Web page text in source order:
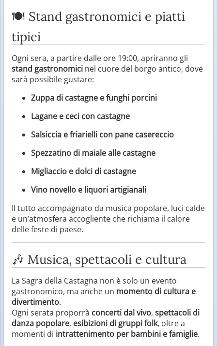
🍽️ Stand gastronomici e piatti
tipici
Ogni sera, a partire dalle ore 19:00, apriranno gli
stand gastronomici nel cuore del borgo antico, dove
sarà possibile gustare:
Zuppa di castagne e funghi porcini
Lagane e ceci con castagne
Salsiccia e friarielli con pane casereccio
Spezzatino di maiale alle castagne
Migliaccio e dolci di castagne
Vino novello e liquori artigianali
Il tutto accompagnato da musica popolare, luci calde
e un’atmosfera accogliente che richiama il calore
delle feste di paese.
🎶 Musica, spettacoli e cultura
La Sagra della Castagna non è solo un evento
gastronomico, ma anche un momento di cultura e
divertimento.
Ogni serata proporrà concerti dal vivo, spettacoli di
danza popolare, esibizioni di gruppi folk, oltre a
momenti di intrattenimento per bambini e famiglie.